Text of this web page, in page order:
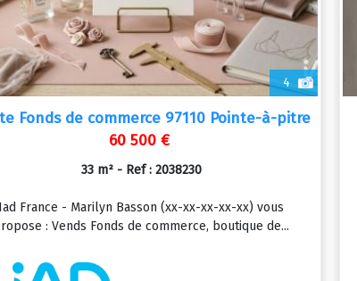
4
Fonds de commerce 97110 Pointe-à-pitre
60 500 €
33 m² - Ref : 2038230
France - Marilyn Basson (xx-xx-xx-xx-xx) vous
: Vends Fonds de commerce, boutique de...